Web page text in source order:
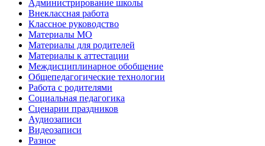
Администрирование школы
Внеклассная работа
Классное руководство
Материалы МО
Материалы для родителей
Материалы к аттестации
Междисциплинарное обобщение
Общепедагогические технологии
Работа с родителями
Социальная педагогика
Сценарии праздников
Аудиозаписи
Видеозаписи
Разное